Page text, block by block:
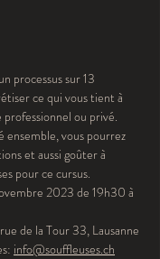
processus sur 13
ce qui vous tient à
ou privé.
ensemble, vous pourrez
et aussi goûter à
pour ce cursus.
2023 de 19h30 à
de la Tour 33, Lausanne
info@souffleuses.ch